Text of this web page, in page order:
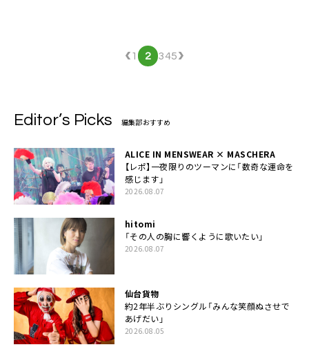
‹1 2 345›
Editor’s Picks 編集部おすすめ
ALICE IN MENSWEAR × MASCHERA
【レポ】一夜限りのツーマンに「数奇な運命を
感じます」
2026.08.07
hitomi
「その人の胸に響くように歌いたい」
2026.08.07
仙台貨物
約2年半ぶりシングル「みんな笑顔ぬさせで
あげだい」
2026.08.05